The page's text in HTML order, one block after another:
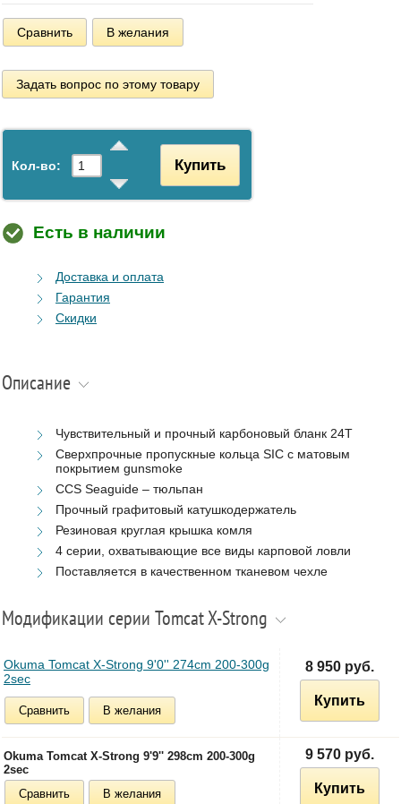
Сравнить В желания
Задать вопрос по этому товару
Кол-во: Купить
Есть в наличии
Доставка и оплата
Гарантия
Скидки
Описание
Чувствительный и прочный карбоновый бланк 24T
Сверхпрочные пропускные кольца SIC с матовым
покрытием gunsmoke
CCS Seaguide – тюльпан
Прочный графитовый катушкодержатель
Резиновая круглая крышка комля
4 серии, охватывающие все виды карповой ловли
Поставляется в качественном тканевом чехле
Модификации серии Tomcat X-Strong
Okuma Tomcat X-Strong 9'0'' 274cm 200-300g
2sec
Сравнить В желания
8 950 руб.
Купить
Okuma Tomcat X-Strong 9'9'' 298cm 200-300g
2sec
Сравнить
В желания
9 570 руб.
Купить